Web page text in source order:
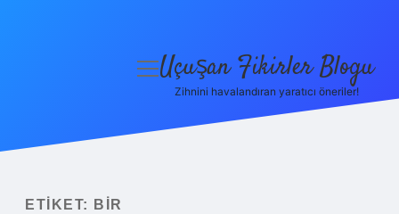
Yasal Uyarı
menüyü
Uçuşan Fikirler Blogu
Zihnini havalandıran yaratıcı öneriler!
ETIKET: BIR